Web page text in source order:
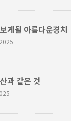
게될 아름다운경치
과 같은 것